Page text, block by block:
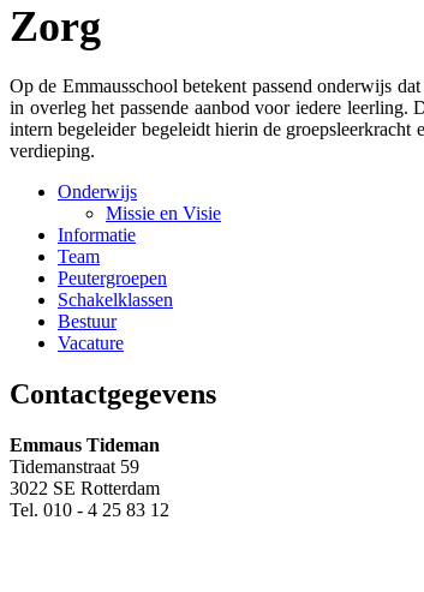
Zorg
Op de Emmausschool betekent passend onderwijs
in overleg het passende aanbod voor iedere
intern begeleider begeleidt hierin de
verdieping.
Onderwijs
Missie en Visie
Informatie
Team
Peutergroepen
Schakelklassen
Bestuur
Vacature
Contactgegevens
Emmaus Tideman
Tidemanstraat 59
3022 SE Rotterdam
Tel. 010 - 4 25 83 12